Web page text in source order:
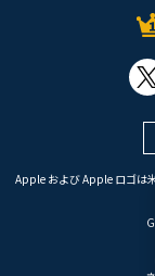
Apple および Apple ロゴは